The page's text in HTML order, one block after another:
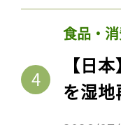
食品・
【日
を湿